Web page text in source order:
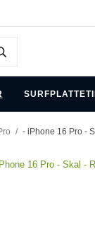
/ - iPhone 16 Pro -